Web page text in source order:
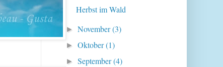
Herbst im Wald
►November(3)
►Oktober(1)
►September(4)